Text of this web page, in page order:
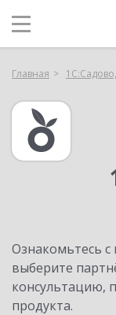
Главная
Ознакомьтесь
выберите
консультацию,
продукта.